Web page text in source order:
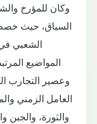
وكان للمؤرخ
السياق، حيث
الشعبي
المواضيع
وعصير التجارب
العامل الزمني
والثورة، والجبن